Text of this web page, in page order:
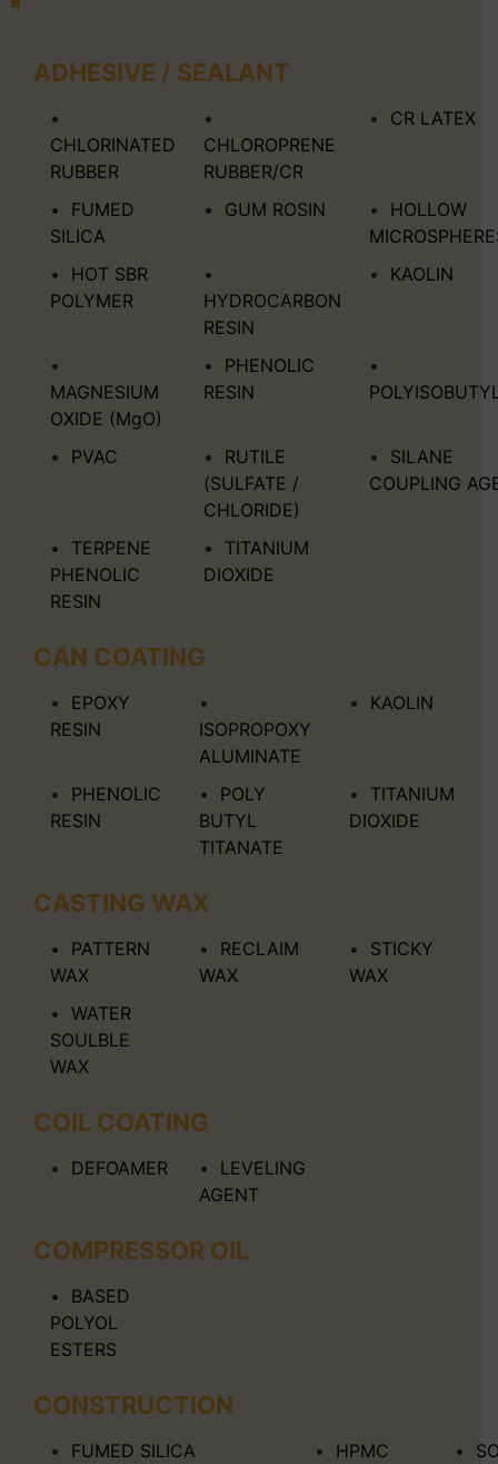
ADHESIVE / SEALANT
CHLORINATED
RUBBER
CHLOROPRENE
RUBBER/CR
CR LATEX
FUMED
SILICA
GUM ROSIN
HOLLOW
HOT SBR
POLYMER
HYDROCARBON
RESIN
KAOLIN
MAGNESIUM
OXIDE (MgO)
PHENOLIC
RESIN
PVAC
RUTILE
(SULFATE /
CHLORIDE)
SILANE
COUPLING
TERPENE
PHENOLIC
RESIN
TITANIUM
DIOXIDE
CAN COATING
EPOXY
RESIN
ISOPROPOXY
ALUMINATE
KAOLIN
PHENOLIC
RESIN
POLY
BUTYL
TITANATE
TITANIUM
DIOXIDE
CASTING WAX
PATTERN
WAX
RECLAIM
WAX
STICKY
WAX
WATER
SOULBLE
WAX
COIL COATING
DEFOAMER
LEVELING
AGENT
COMPRESSOR OIL
BASED
POLYOL
ESTERS
CONSTRUCTION
FUMED SILICA HPMC